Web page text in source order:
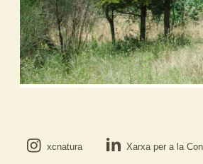
xcnatura Xarxa per a la